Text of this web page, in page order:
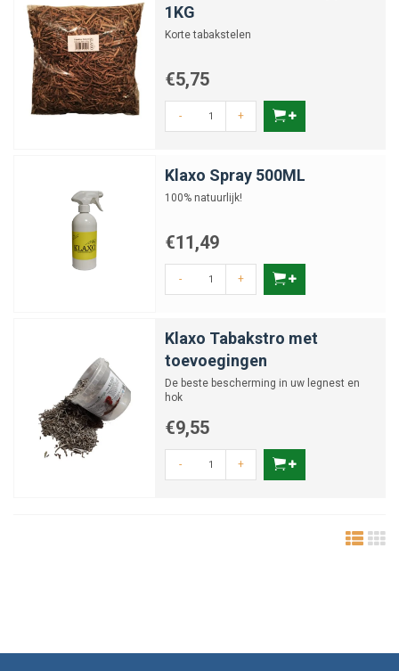
1KG
Korte tabakstelen
€5,75
- +
Klaxo Spray 500ML
100% natuurlijk!
€11,49
- +
Klaxo Tabakstro met
toevoegingen
De beste bescherming in uw legnest en
hok
€9,55
- +